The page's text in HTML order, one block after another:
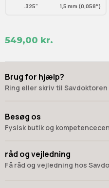
.325" 1,5 mm (0,058″)
549,00 kr.
Brug for hjælp?
Ring eller skriv til Savdoktoren
Besøg os
Fysisk butik og
9400 Nørresundby
råd og vejledning
Få råd og vejledning hos